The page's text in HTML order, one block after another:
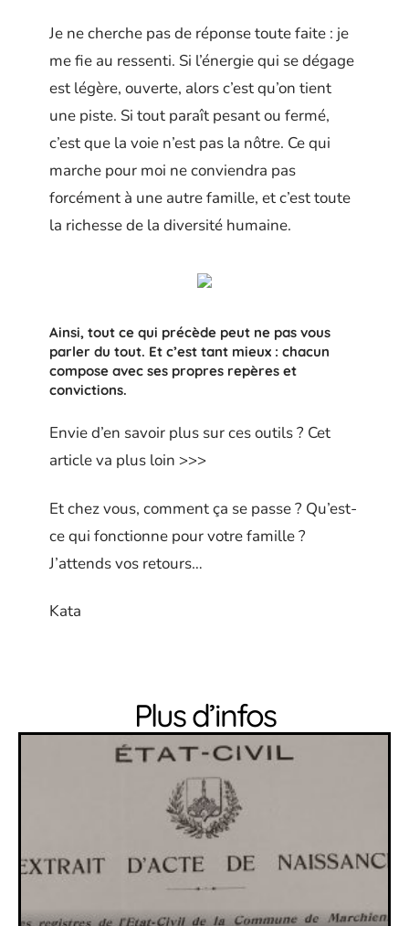
Je ne cherche pas de réponse toute faite : je
me fie au ressenti. Si l’énergie qui se dégage
est légère, ouverte, alors c’est qu’on tient
une piste. Si tout paraît pesant ou fermé,
c’est que la voie n’est pas la nôtre. Ce qui
marche pour moi ne conviendra pas
forcément à une autre famille, et c’est toute
la richesse de la diversité humaine.
Ainsi, tout ce qui précède peut ne pas vous
parler du tout. Et c’est tant mieux : chacun
compose avec ses propres repères et
convictions.
Envie d’en savoir plus sur ces outils ? Cet
article va plus loin >>>
Et chez vous, comment ça se passe ? Qu’est-
ce qui fonctionne pour votre famille ?
J’attends vos retours…
Kata
Plus d’infos